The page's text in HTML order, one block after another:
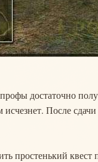
достаточно
исчезнет. После
простенький